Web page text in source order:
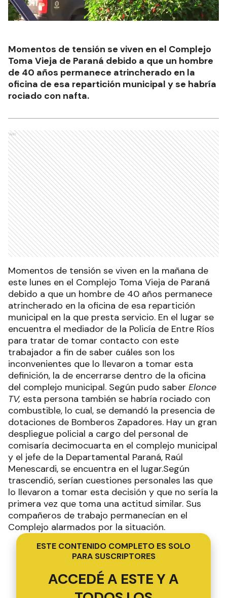
Momentos de tensión se viven en el Complejo
Toma Vieja de Paraná debido a que un hombre
de 40 años permanece atrincherado en la
oficina de esa repartición municipal y se habría
rociado con nafta.
Ads
Momentos de tensión se viven en la mañana de
este lunes en el Complejo Toma Vieja de Paraná
debido a que un hombre de 40 años permanece
atrincherado en la oficina de esa repartición
municipal en la que presta servicio. En el lugar se
encuentra el mediador de la Policía de Entre Ríos
para tratar de tomar contacto con este
trabajador a fin de saber cuáles son los
inconvenientes que lo llevaron a tomar esta
definición, la de encerrarse dentro de la oficina
del complejo municipal. Según pudo saber Elonce
TV, esta persona también se habría rociado con
combustible, lo cual, se demandó la presencia de
dotaciones de Bomberos Zapadores. Hay un gran
despliegue policial a cargo del personal de
comisaría decimocuarta en el complejo municipal
y el jefe de la Departamental Paraná, Raúl
Menescardi, se encuentra en el lugar.Según
trascendió, serían cuestiones personales las que
lo llevaron a tomar esta decisión y que no sería la
primera vez que toma una actitud similar. Sus
compañeros de trabajo permanecían en el
Complejo alarmados por la situación.
ESTE CONTENIDO COMPLETO ES SOLO
PARA SUSCRIPTORES
ACCEDÉ A ESTE Y A